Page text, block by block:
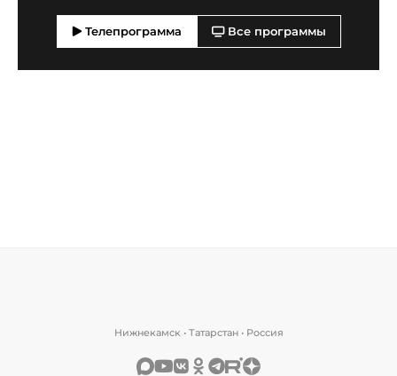
Телепрограмма Все программы
Нижнекамск • Татарстан • Россия